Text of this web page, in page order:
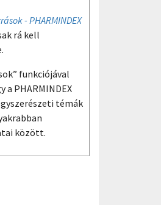
- PHARMINDEX
rá kell
funkciójával
PHARMINDEX
témák
között.